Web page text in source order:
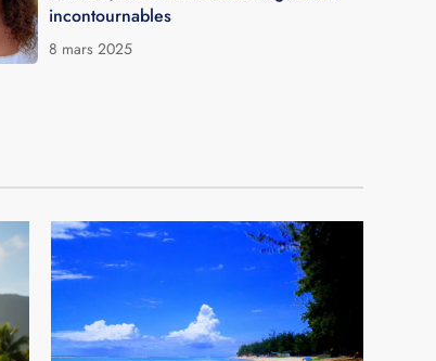
LES LIEUX À DÉCOUVRIR
Sainte-Marie à la Réunion : guide des
activités, restaurants et hébergements
incontournables